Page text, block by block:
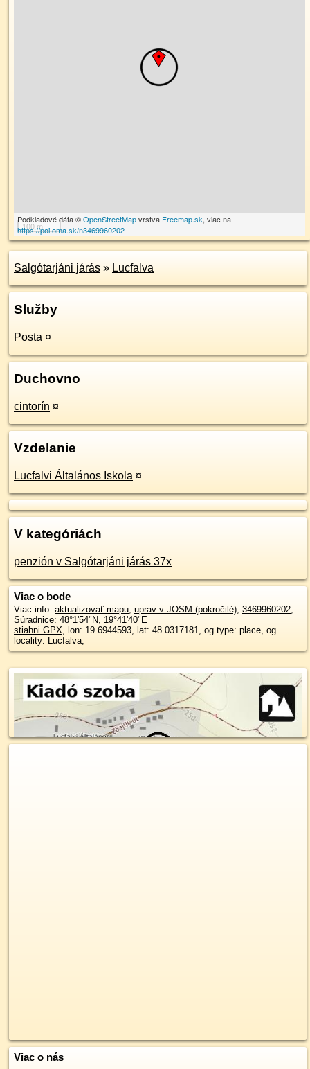
100 m
Podkladové dáta ©OpenStreetMapvrstva Freemap.sk, viac na
https://poi.oma.sk/n3469960202
Salgótarjáni járás » Lucfalva
Služby
Posta ¤
Duchovno
cintorín ¤
Vzdelanie
Lucfalvi Általános Iskola ¤
V kategóriách
penzión v Salgótarjáni járás 37x
Viac o bode
Viac info: aktualizovať mapu, uprav v JOSM (pokročilé), 3469960202,
Súradnice: 48°1'54"N, 19°41'40"E
stiahni GPX, lon: 19.6944593, lat: 48.0317181, og type: place, og
locality: Lucfalva,
Viac o nás